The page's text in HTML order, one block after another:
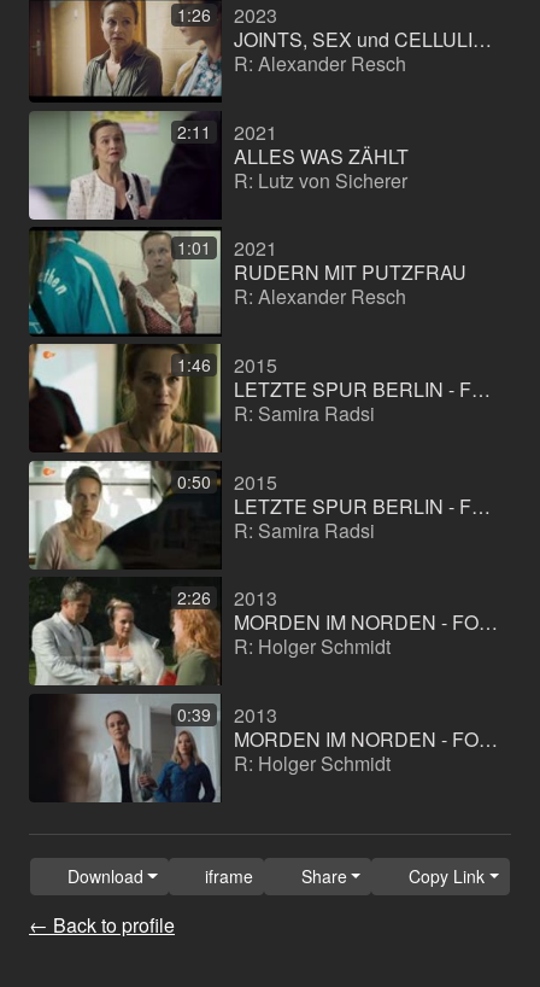
1:26
2023
JOINTS, SEX und CELLULITIS
R: Alexander Resch
2:11
2021
ALLES WAS ZÄHLT
R: Lutz von Sicherer
1:01
2021
RUDERN MIT PUTZFRAU
R: Alexander Resch
1:46
2015
LETZTE SPUR BERLIN - FOLGE: ARBEITSWUT 1
R: Samira Radsi
0:50
2015
LETZTE SPUR BERLIN - FOLGE: ARBEITSWUT
R: Samira Radsi
2:26
2013
MORDEN IM NORDEN - FOLGE: TÖDLICHE TIEFE 1
R: Holger Schmidt
0:39
2013
MORDEN IM NORDEN - FOLGE: TÖDLICHE TIEFE
R: Holger Schmidt
← Back to profile
Download iframe Share Copy Link